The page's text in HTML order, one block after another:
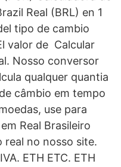
Real (BRL) en 1
tipo de cambio
valor de Calcular
Nosso conversor
qualquer quantia
câmbio em tempo
use para
Real Brasileiro
real no nosso site.
ETH ETC. ETH